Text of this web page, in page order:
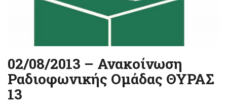
02/08/2013 – Ανακοίνωση
Ραδιοφωνικής Ομάδας ΘΥΡΑΣ
13